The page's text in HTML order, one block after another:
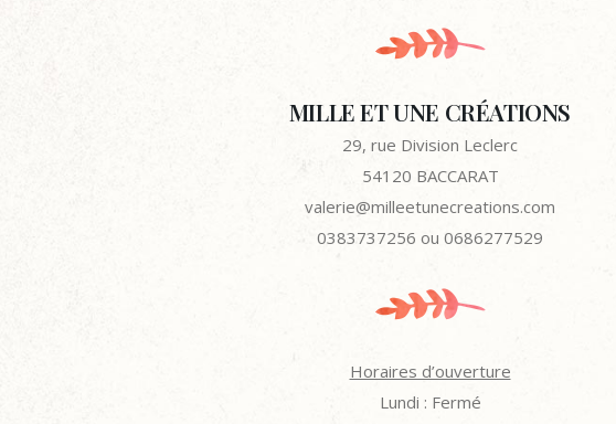
MILLE ET UNE CRÉATIONS
29, rue Division Leclerc
54120 BACCARAT
valerie@milleetunecreations.com
0383737256 ou 0686277529
Horaires d’ouverture
Lundi : Fermé